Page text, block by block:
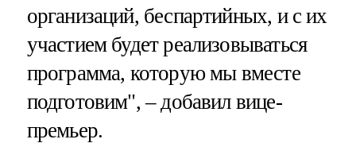
организаций, беспартийных, и с их
участием будет реализовываться
программа, которую мы вместе
подготовим", – добавил вице-
премьер.